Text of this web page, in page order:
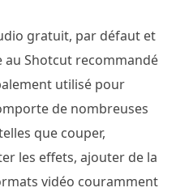
gratuit, par défaut et
au Shotcut recommandé
utilisé pour
de nombreuses
que couper,
les effets, ajouter de la
vidéo couramment